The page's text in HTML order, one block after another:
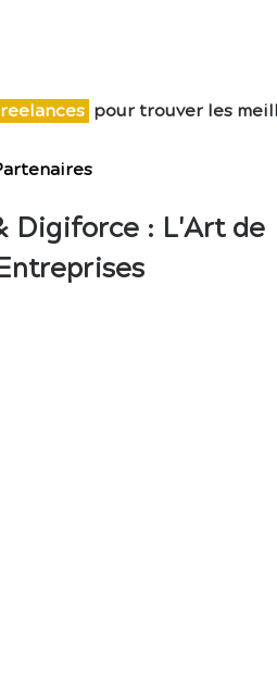
pour trouver les
Digiforce : L'Art